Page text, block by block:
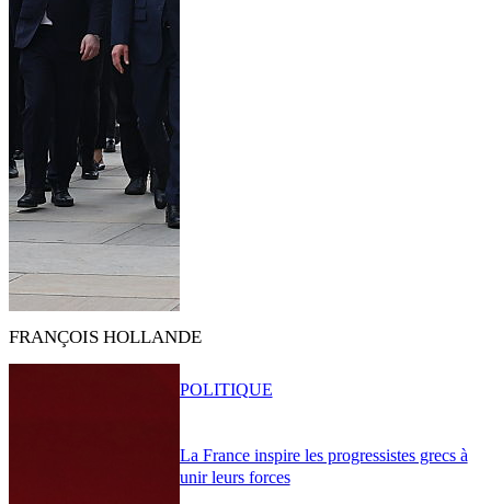
FRANÇOIS HOLLANDE
La France inspire les progressistes grecs à
unir leurs forces
POLITIQUE